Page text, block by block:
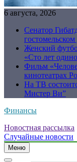
6 августа, 2026
Сенатор
гостомельском
Женский
«Сто лет
Фильм
кинотеатрах
На ТВ
Мистер Ви”
Финансы
Новостная рассылка
Случайные новости
Меню